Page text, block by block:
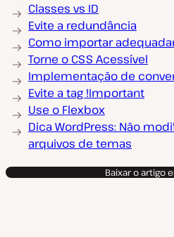
Classes vs ID
Evite a redundância
Como importar
Torne o CSS Acessível
Implementação de
Evite a tag !Important
Use o Flexbox
Dica WordPress: Não
arquivos de temas
Baixar o artigo